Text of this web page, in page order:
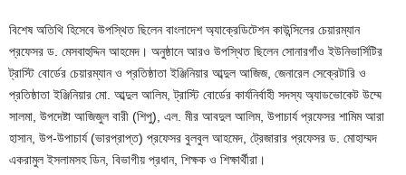
বিশেষ অতিথি হিসেবে উপস্থিত ছিলেন বাংলাদেশ অ্যাক্রেডিটেশন কাউন্সিলের চেয়ারম্যান
প্রফেসর ড. মেসবাহুদ্দিন আহমেদ। অনুষ্ঠানে আরও উপস্থিত ছিলেন সোনারগাঁও ইউনিভার্সিটির
ট্রাস্টি বোর্ডের চেয়ারম্যান ও প্রতিষ্ঠাতা ইঞ্জিনিয়ার আব্দুল আজিজ, জেনারেল সেক্রেটারি ও
প্রতিষ্ঠাতা ইঞ্জিনিয়ার মো. আব্দুল আলিম, ট্রাস্টি বোর্ডের কার্যনির্বাহী সদস্য অ্যাডভোকেট উম্মে
সালমা, উপদেষ্টা আজিজুল বারী (শিপু), এল. মীর আবদুল আলিম, উপাচার্য প্রফেসর শামিম আরা
হাসান, উপ-উপাচার্য (ভারপ্রাপ্ত) প্রফেসর বুলবুল আহমেদ, ট্রেজারার প্রফেসর ড. মোহাম্মদ
একরামুল ইসলামসহ ডিন, বিভাগীয় প্রধান, শিক্ষক ও শিক্ষার্থীরা।